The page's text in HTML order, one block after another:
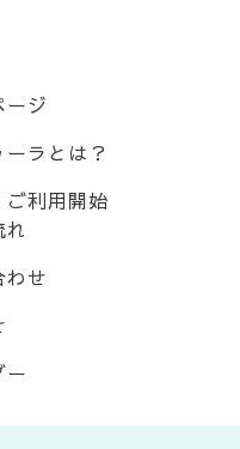
ージ
ラとは？
ご利用開始
れ
わせ
ー